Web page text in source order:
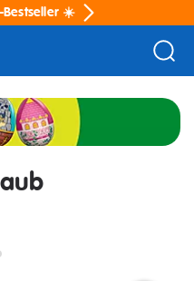
Bestseller ☀️